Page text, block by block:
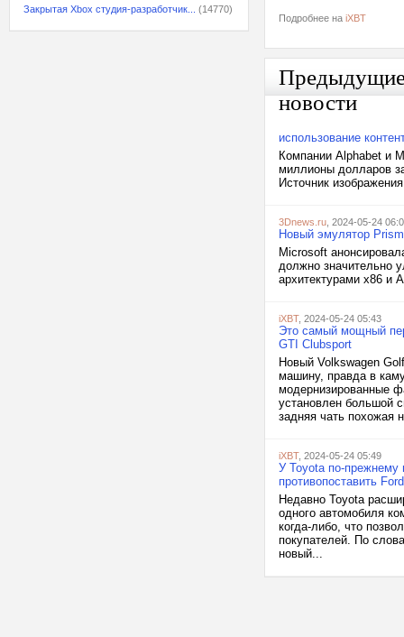
Закрытая Xbox студия-разработчик...
(14770)
Подробнее на iXBT
новости
использование
Компании Alphabet и
миллионы долларов
Источник
3Dnews.ru , 2024-05-24
Новый эмулятор
Microsoft
должно значительно
архитектурами x86 и
iXBT, 2024-05-24 05:43
Это самый мощный
GTI Clubsport
Новый Volkswagen
машину, правда в
модернизированные
установлен большой
задняя чать похожая
iXBT, 2024-05-24 05:49
У Toyota по-прежнему
противопоставить
Недавно Toyota
одного автомобиля
когда-либо, что
покупателей. По
новый...